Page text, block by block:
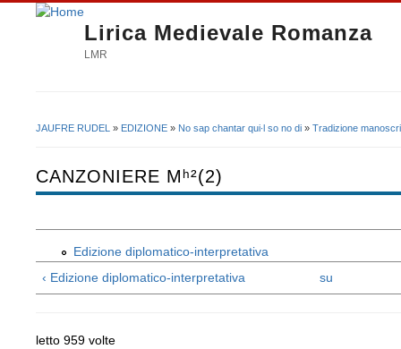
Lirica Medievale Romanza
LMR
JAUFRE RUDEL » EDIZIONE » No sap chantar qui∙l so no di » Tradizione
CANZONIERE Mʰ²(2)
Edizione diplomatico-interpretativa
‹ Edizione diplomatico-interpretativa
su
letto 959 volte